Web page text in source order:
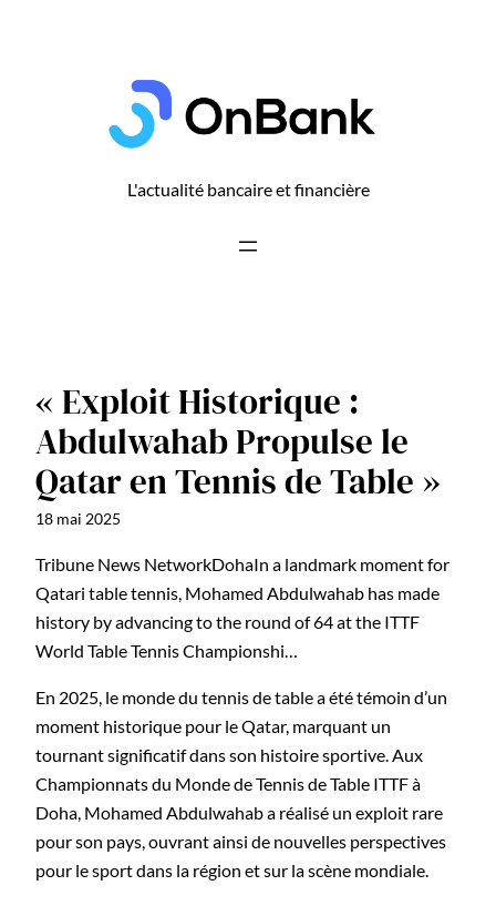
L'actualité bancaire et financière
« Exploit Historique :
Abdulwahab Propulse le
Qatar en Tennis de Table »
18 mai 2025
Tribune News NetworkDohaIn a landmark moment for
Qatari table tennis, Mohamed Abdulwahab has made
history by advancing to the round of 64 at the ITTF
World Table Tennis Championshi…
En 2025, le monde du tennis de table a été témoin d’un
moment historique pour le Qatar, marquant un
tournant significatif dans son histoire sportive. Aux
Championnats du Monde de Tennis de Table ITTF à
Doha, Mohamed Abdulwahab a réalisé un exploit rare
pour son pays, ouvrant ainsi de nouvelles perspectives
pour le sport dans la région et sur la scène mondiale.